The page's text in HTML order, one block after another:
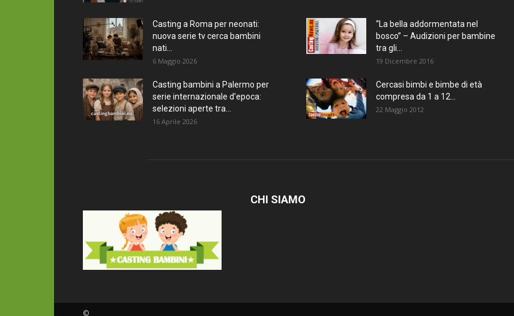
Casting a Roma per neonati:
nuova serie tv cerca bambini
nati...
6 Maggio 2026
Casting bambini a Palermo per
serie internazionale d’epoca:
selezioni aperte tra...
16 Aprile 2026
“La bella addormentata nel
bosco” – Audizioni per bambine
tra gli...
19 Dicembre 2016
Cercasi bimbi e bimbe di età
compresa da 1 a 12...
22 Maggio 2012
CHI SIAMO
©